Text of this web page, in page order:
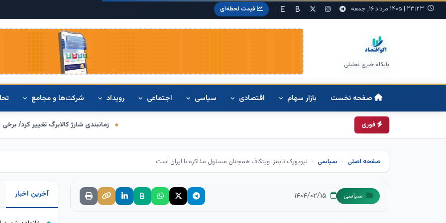
۲۳:۲۳ | ۱۴۰۵ مرداد ۱۶, جمعه قیمت لحظه‌ای
پایگاه خبری تحلیلی
صفحه نخست بازار سهام اقتصادی سیاسی اجتماعی رویداد شرکت‌ها و مجامع
فوری زمانبندی شارژ کالابرگ تغییر کرد/ برخی خانوارها اعتبار
صفحه اصلی سیاسی نیویورک تایمز: ویتکاف همچنان مسئول مذاکره با ایران است
سیاسی آخرین اخبار